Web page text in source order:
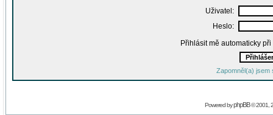
Uživatel:
Heslo:
Přihlásit mě automaticky
Zapomněl(a) jsem
Powered byphpBB© 2001,